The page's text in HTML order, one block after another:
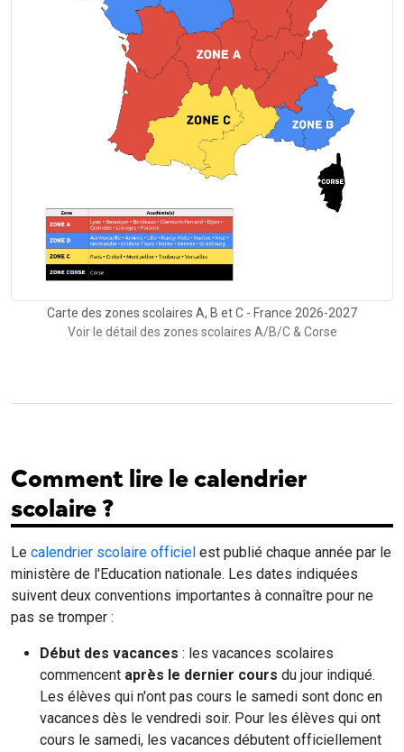
Carte des zones scolaires A, B et C - France 2026-2027
Voir le détail des zones scolaires A/B/C & Corse
Comment lire le calendrier
scolaire ?
Le calendrier scolaire officiel est publié chaque année par le
ministère de l'Education nationale. Les dates indiquées
suivent deux conventions importantes à connaître pour ne
pas se tromper :
Début des vacances : les vacances scolaires
commencent après le dernier cours du jour indiqué.
Les élèves qui n'ont pas cours le samedi sont donc en
vacances dès le vendredi soir. Pour les élèves qui ont
cours le samedi, les vacances débutent officiellement